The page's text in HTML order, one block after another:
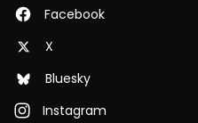
Facebook
X
Bluesky
Instagram